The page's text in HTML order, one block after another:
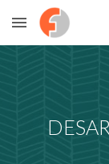
Skip to main